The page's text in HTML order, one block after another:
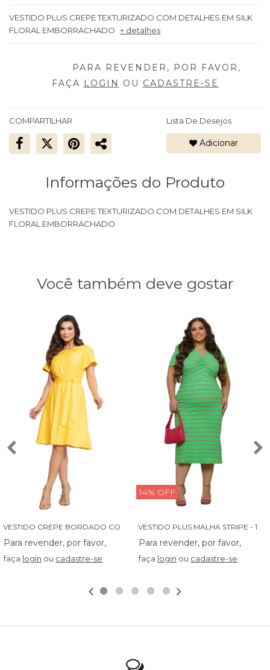
VESTIDO PLUS CREPE TEXTURIZADO COM DETALHES EM SILK
FLORAL EMBORRACHADO + detalhes
FAÇA LOGIN OU CADASTRE-SE
COMPARTILHAR Lista De Desejos
Adicionar
Informações do Produto
VESTIDO PLUS CREPE TEXTURIZADO COM DETALHES EM SILK
FLORAL EMBORRACHADO
Você também deve gostar
faça login ou cadastre-se
14% OFF
faça login ou cadastre-se